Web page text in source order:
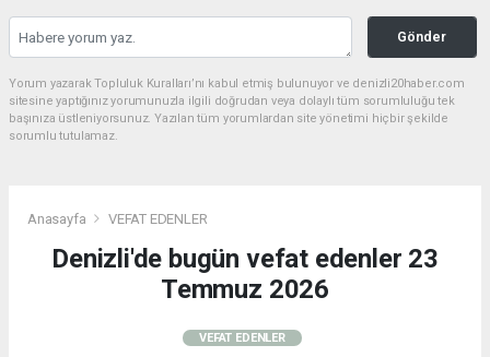
Gönder
Yorum yazarak Topluluk Kuralları’nı kabul etmiş bulunuyor ve denizli20haber.com
sitesine yaptığınız yorumunuzla ilgili doğrudan veya dolaylı tüm sorumluluğu tek
başınıza üstleniyorsunuz. Yazılan tüm yorumlardan site yönetimi hiçbir şekilde
sorumlu tutulamaz.
Anasayfa VEFAT EDENLER
Denizli'de bugün vefat edenler 23
Temmuz 2026
VEFAT EDENLER